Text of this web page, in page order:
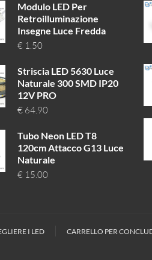
Modulo LED Per
Retroilluminazione
Insegne Luce Fredda
€1.50
Striscia LED 5630 Luce
Naturale 300 SMD IP20
12V PRO
€64.90
Tubo Neon LED T8
120cm Attacco G13 Luce
Naturale
€15.00
I LED CARRELLO PER